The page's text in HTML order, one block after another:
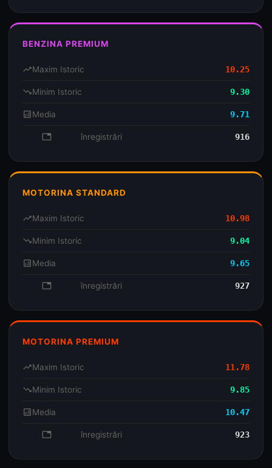
BENZINA PREMIUM
trending_upMaxim Istoric 10.25
trending_downMinim Istoric 9.30
analyticsMedia 9.71
database înregistrări 916
MOTORINA STANDARD
trending_upMaxim Istoric 10.98
trending_downMinim Istoric 9.04
analyticsMedia 9.65
database înregistrări 927
MOTORINA PREMIUM
trending_upMaxim Istoric 11.78
trending_downMinim Istoric 9.85
analyticsMedia 10.47
database înregistrări 923